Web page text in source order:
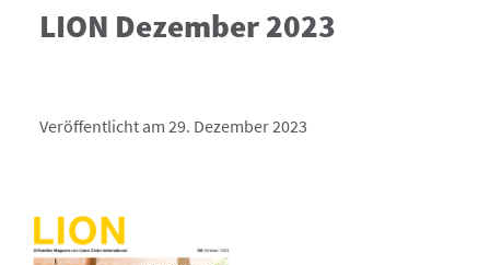
LION Dezember 2023
Veröffentlicht am 29. Dezember 2023